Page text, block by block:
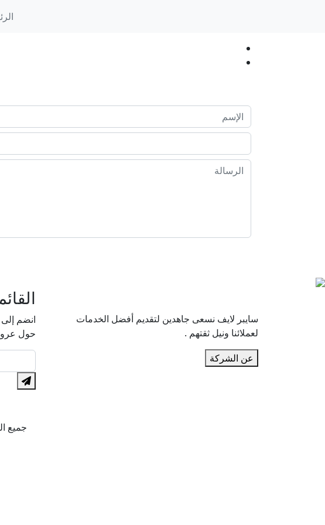
سايبر لايف نسعى جاهدين لتقديم أفضل الخدمات
لعملائنا ونيل ثقتهم .
عن الشركة
انضم إلى
حول
جميع